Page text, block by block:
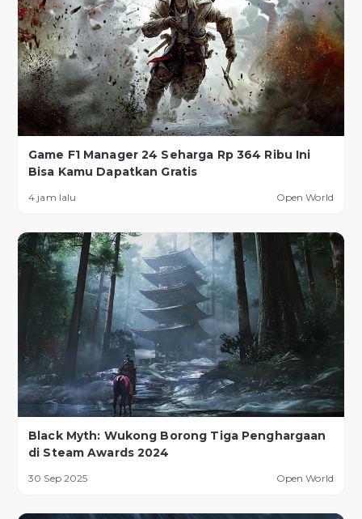
Game F1 Manager 24 Seharga Rp 364 Ribu Ini
Bisa Kamu Dapatkan Gratis
4 jam lalu Open World
Black Myth: Wukong Borong Tiga Penghargaan
di Steam Awards 2024
30 Sep 2025 Open World